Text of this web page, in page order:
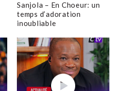
Sanjola – En Choeur: un
temps d’adoration
inoubliable